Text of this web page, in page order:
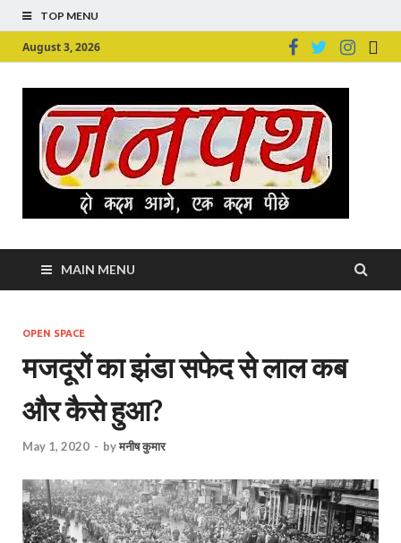
TOP MENU
August 3, 2026
MAIN MENU
OPEN SPACE
मजदूरों का झंडा सफेद से लाल कब
और कैसे हुआ?
May 1, 2020 - byमनीष कुमार